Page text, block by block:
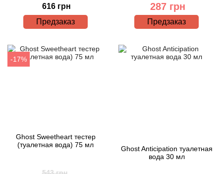
616 грн
Предзаказ
287 грн
Предзаказ
-17%
Ghost Sweetheart тестер
(туалетная вода) 75 мл
Ghost Anticipation туалетная
вода 30 мл